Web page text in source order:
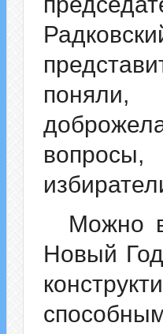
Можно
Новый